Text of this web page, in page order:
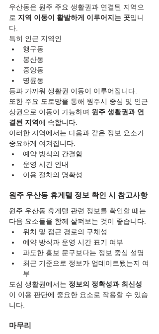
우산동은 원주 주요 생활권과 연결된 지역으
로 지역 이동이 활발하게 이루어지는 곳입니
다.
특히 인근 지역인
행구동
봉산동
중앙동
명륜동
등과 가까워 생활권 이동이 이루어집니다.
또한 주요 도로망을 통해 원주시 중심 및 인근
상권으로 이동이 가능하며 원주 생활권과 연
결된 지역에 속합니다.
이러한 지역에서는 다음과 같은 정보 요소가
중요하게 여겨집니다.
예약 방식의 간결함
운영 시간 안내
이용 절차의 명확성
원주 우산동 휴게텔 정보 확인 시 참고사항
원주 우산동 휴게텔 관련 정보를 확인할 때는
다음 요소들을 함께 살펴보는 것이 좋습니다.
위치 및 접근 경로의 구체성
예약 방식과 운영 시간 표기 여부
과도한 홍보 문구보다는 정보 중심 설명
최근 기준으로 정보가 업데이트됐는지 여
부
도심 생활권에서는 정보의 정확성과 최신성
이 이용 판단에 중요한 요소로 작용할 수 있습
니다.
마무리